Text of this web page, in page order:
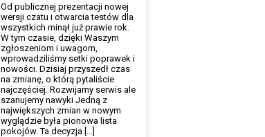
Od publicznej prezentacji nowej
wersji czatu i otwarcia testów dla
wszystkich minął już prawie rok.
W tym czasie, dzięki Waszym
zgłoszeniom i uwagom,
wprowadziliśmy setki poprawek i
nowości. Dzisiaj przyszedł czas
na zmianę, o którą pytaliście
najczęściej. Rozwijamy serwis ale
szanujemy nawyki Jedną z
największych zmian w nowym
wyglądzie była pionowa lista
pokojów. Ta decyzja […]